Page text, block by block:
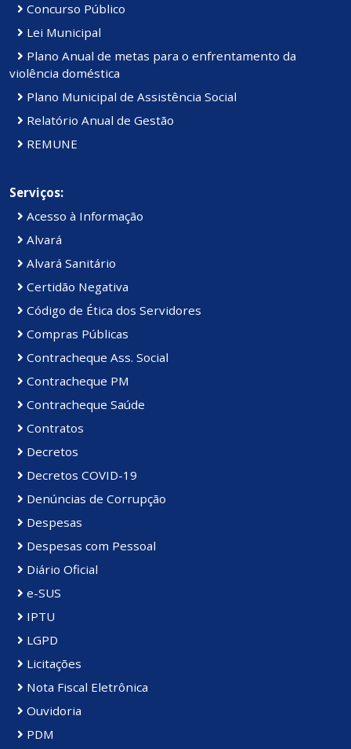
Concurso Público
Lei Municipal
Plano Anual de metas para o enfrentamento da
violência doméstica
Plano Municipal de Assistência Social
Relatório Anual de Gestão
REMUNE
Serviços:
Acesso à Informação
Alvará
Alvará Sanitário
Certidão Negativa
Código de Ética dos Servidores
Compras Públicas
Contracheque Ass. Social
Contracheque PM
Contracheque Saúde
Contratos
Decretos
Decretos COVID-19
Denúncias de Corrupção
Despesas
Despesas com Pessoal
Diário Oficial
e-SUS
IPTU
LGPD
Licitações
Nota Fiscal Eletrônica
Ouvidoria
PDM